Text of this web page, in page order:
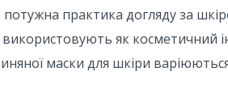
практика догляду за
як косметичний
маски для шкіри